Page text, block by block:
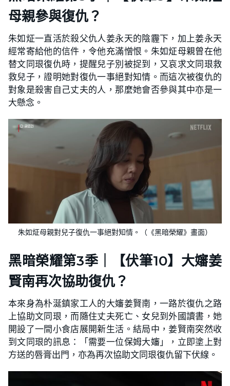
母親參與復仇？
朱如炡一直活於殺父仇人姜永天的陰霾下，加上姜永天
經常寄給他的信件，令他充滿憎恨。朱如炡母親曾在他
替文同珢復仇時，提醒兒子別被捉到，又哀求文同珢救
救兒子，證明她對復仇一事絕對知情。而這次被復仇的
對象是殺害自己丈夫的人，那麼她會否參與其中亦是一
大懸念。
朱如炡母親對兒子復仇一事絕對知情。（《黑暗榮耀》畫面）
黑暗榮耀第3季｜【伏筆10】大嬸姜
賢南再次協助復仇？
本來身為朴涎鎮家工人的大嬸姜賢南，一路於復仇之路
上協助文同珢，而隨住丈夫死亡、女兒到外國讀書，她
開設了一間小食店展開新生活。結局中，姜賢南突然收
到文同珢的訊息：「需要一位保姆大嬸」，立即塗上對
方送的唇膏出門，亦為再次協助文同珢復仇留下伏線。